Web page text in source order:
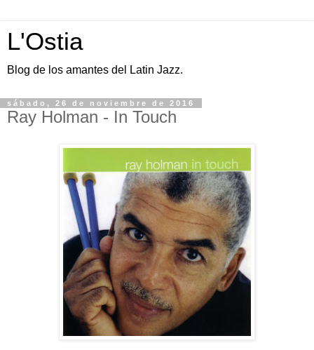
L'Ostia
Blog de los amantes del Latin Jazz.
sábado, 26 de noviembre de 2016
Ray Holman - In Touch